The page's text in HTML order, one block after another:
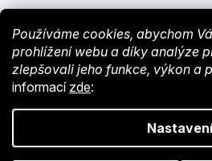
Používáme cookies, abychom
prohlížení webu a díky analýze
zlepšovali jeho funkce, výkon a
informací zde:
Nastavení
Shoptet. Nastavil tým